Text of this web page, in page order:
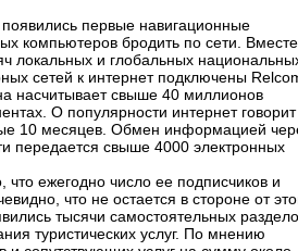
первые навигационные
компьютеров бродить по сети.
локальных и глобальных
сетей к интернет подключены
насчитывает свыше 40 миллионов
О популярности интернет говорит
10 месяцев. Обмен информацией
передается свыше 4000 электронных
ежегодно число ее подписчиков и
что не остается в стороне от
тысячи самостоятельных
туристических услуг. По мнению